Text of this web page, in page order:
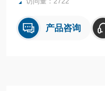
产品咨询